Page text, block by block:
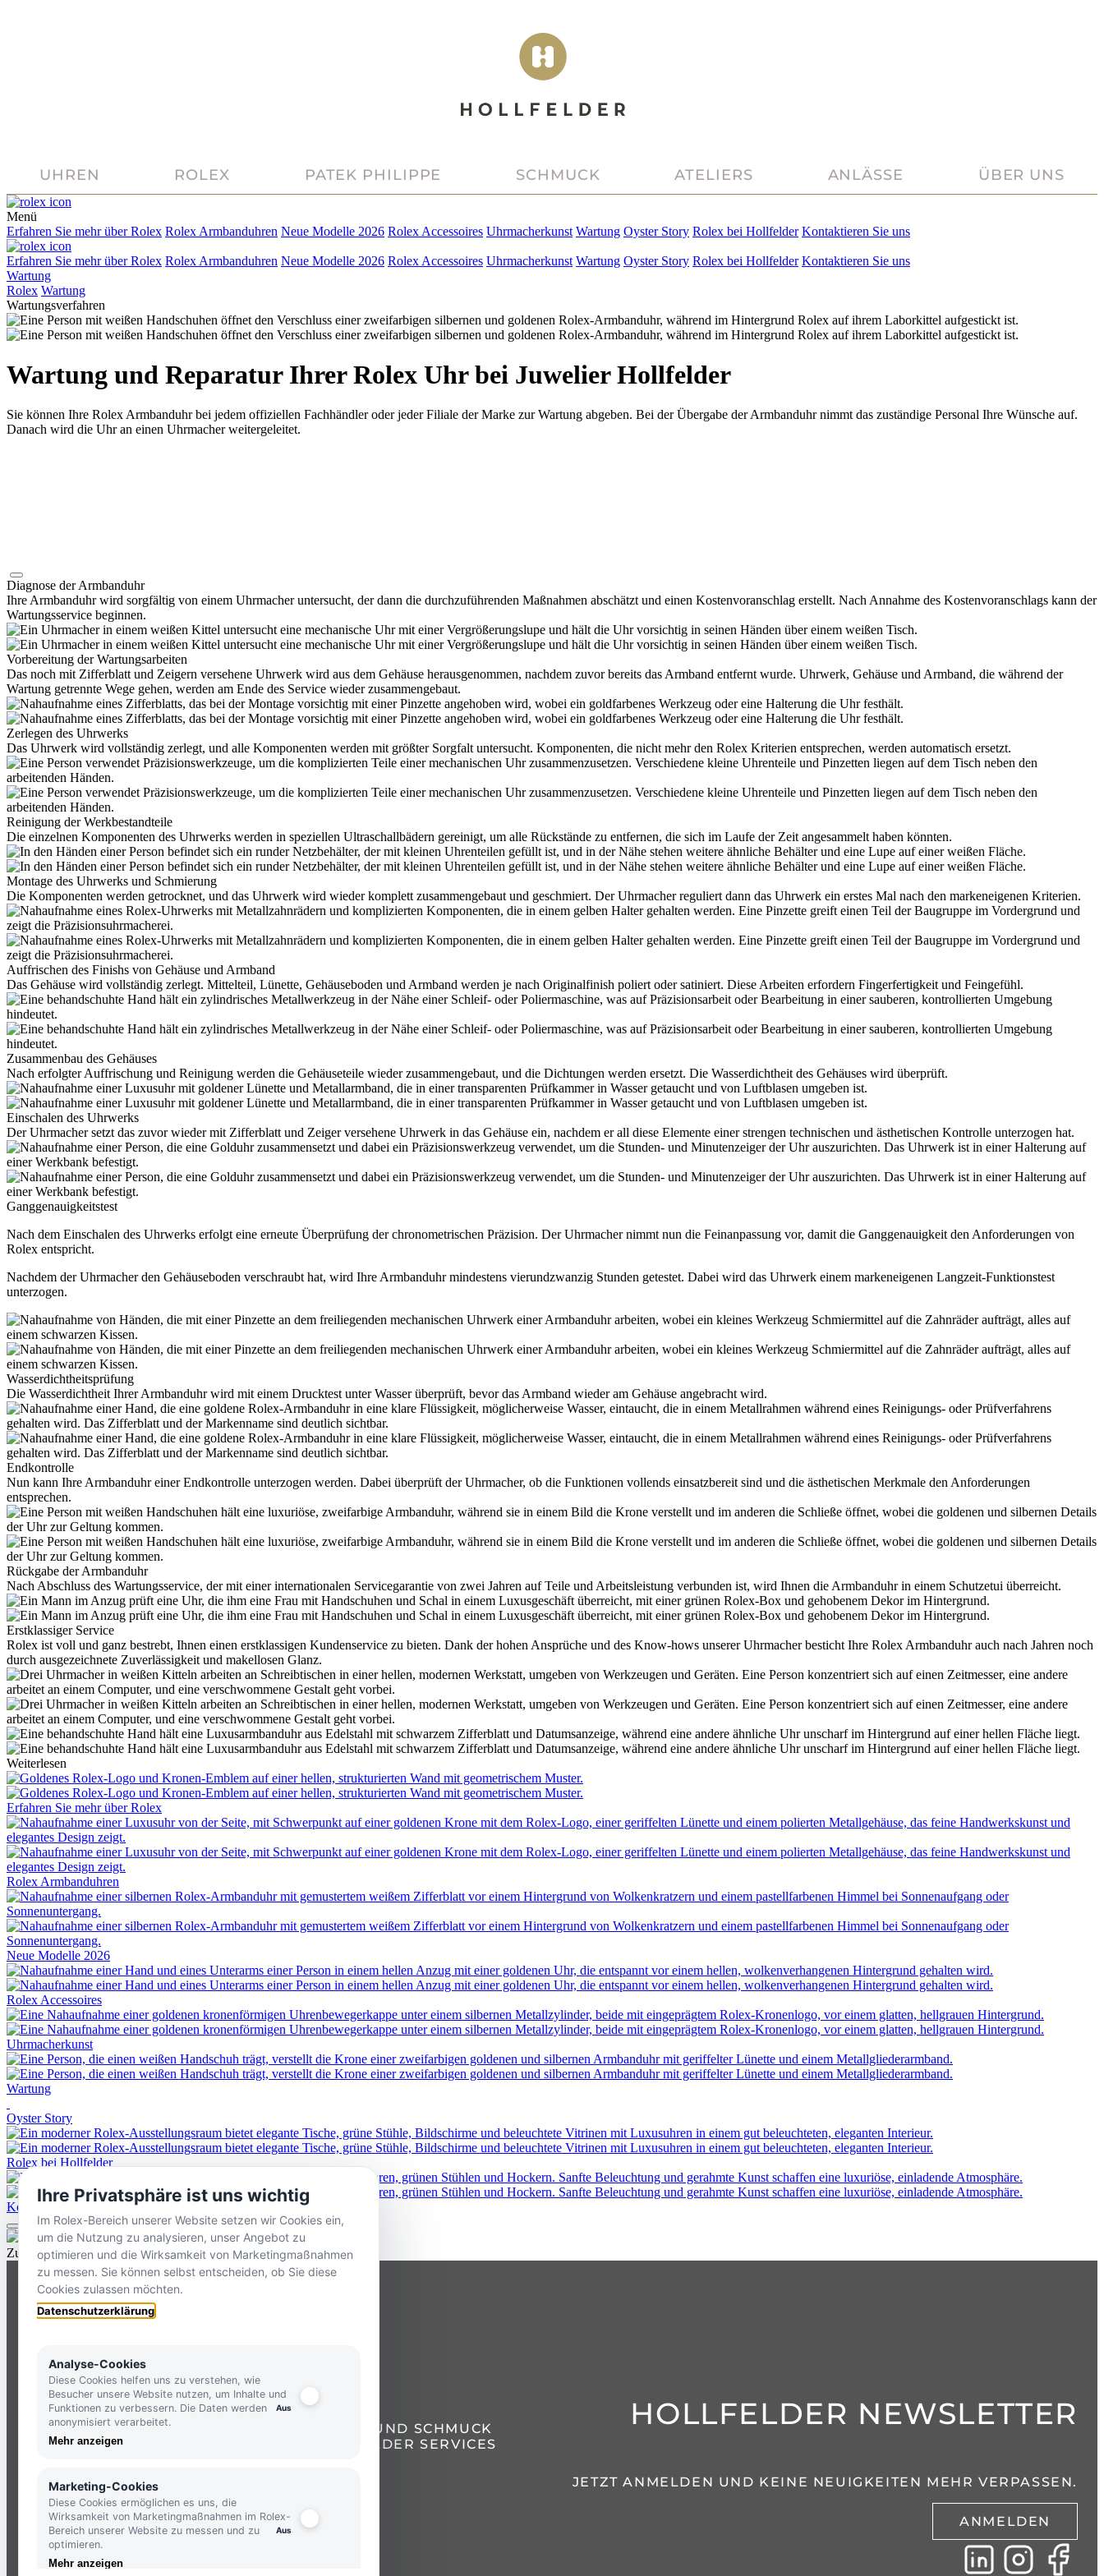
UHREN ROLEX PATEK PHILIPPE SCHMUCK ATELIERS ANLÄSSE ÜBER UNS
Menü
Erfahren Sie mehr überRolex Rolex Armbanduhren Neue Modelle 2026 Rolex Accessoires Uhrmacherkunst Wartung Oyster Story Rolex bei Hollfelder Kontaktieren Sie uns
Erfahren Sie mehr überRolex Rolex Armbanduhren Neue Modelle 2026 Rolex Accessoires Uhrmacherkunst Wartung Oyster Story Rolex bei Hollfelder Kontaktieren Sie uns
Wartung
Rolex Wartung
Wartungsverfahren
Wartung und Reparatur IhrerRolex Uhr bei JuwelierHollfelder
Sie können Ihre Rolex Armbanduhr bei jedem offiziellen Fachhändler oder jeder Filiale der Marke zur Wartung abgeben. Bei der Übergabe der Armbanduhr nimmt das zuständige Personal Ihre Wünsche auf.
Danach wird die Uhr an einen Uhrmacher weitergeleitet.
Diagnose der Armbanduhr
Ihre Armbanduhr wird sorgfältig von einem Uhrmacher untersucht, der dann die durchzuführenden Maßnahmen abschätzt und einen Kostenvoranschlag erstellt. Nach Annahme des Kostenvoranschlags kann der
Wartungsservice beginnen.
Vorbereitung der Wartungsarbeiten
Das noch mit Zifferblatt und Zeigern versehene Uhrwerk wird aus dem Gehäuse herausgenommen, nachdem zuvor bereits das Armband entfernt wurde. Uhrwerk, Gehäuse und Armband, die während der
Wartung getrennte Wege gehen, werden am Ende des Service wieder zusammengebaut.
Zerlegen des Uhrwerks
Das Uhrwerk wird vollständig zerlegt, und alle Komponenten werden mit größter Sorgfalt untersucht. Komponenten, die nicht mehr den Rolex Kriterien entsprechen, werden automatisch ersetzt.
Reinigung der Werkbestandteile
Die einzelnen Komponenten des Uhrwerks werden in speziellen Ultraschallbädern gereinigt, um alle Rückstände zu entfernen, die sich im Laufe der Zeit angesammelt haben könnten.
Montage des Uhrwerks und Schmierung
Die Komponenten werden getrocknet, und das Uhrwerk wird wieder komplett zusammengebaut und geschmiert. Der Uhrmacher reguliert dann das Uhrwerk ein erstes Mal nach den markeneigenen Kriterien.
Auffrischen des Finishs von Gehäuse und Armband
Das Gehäuse wird vollständig zerlegt. Mittelteil, Lünette, Gehäuseboden und Armband werden je nach Originalfinish poliert oder satiniert. Diese Arbeiten erfordern Fingerfertigkeit und Feingefühl.
Zusammenbau des Gehäuses
Nach erfolgter Auffrischung und Reinigung werden die Gehäuseteile wieder zusammengebaut, und die Dichtungen werden ersetzt. Die Wasserdichtheit des Gehäuses wird überprüft.
Einschalen des Uhrwerks
Der Uhrmacher setzt das zuvor wieder mit Zifferblatt und Zeiger versehene Uhrwerk in das Gehäuse ein, nachdem er all diese Elemente einer strengen technischen und ästhetischen Kontrolle unterzogen hat.
Ganggenauig­keitstest
Nach dem Einschalen des Uhrwerks erfolgt eine erneute Überprüfung der chronometrischen Präzision. Der Uhrmacher nimmt nun die Feinanpassung vor, damit die Ganggenauigkeit den Anforderungen von
Rolex entspricht.
Nachdem der Uhrmacher den Gehäuseboden verschraubt hat, wird Ihre Armbanduhr mindestens vierundzwanzig Stunden getestet. Dabei wird das Uhrwerk einem markeneigenen Langzeit-Funktionstest
unterzogen.
Wasserdicht­heitsprüfung
Die Wasserdichtheit Ihrer Armbanduhr wird mit einem Drucktest unter Wasser überprüft, bevor das Armband wieder am Gehäuse angebracht wird.
Endkontrolle
Nun kann Ihre Armbanduhr einer Endkontrolle unterzogen werden. Dabei überprüft der Uhrmacher, ob die Funktionen vollends einsatzbereit sind und die ästhetischen Merkmale den Anforderungen
entsprechen.
Rückgabe der Armbanduhr
Nach Abschluss des Wartungsservice, der mit einer internationalen Servicegarantie von zwei Jahren auf Teile und Arbeitsleistung verbunden ist, wird Ihnen die Armbanduhr in einem Schutzetui überreicht.
Erstklassiger Service
Rolex ist voll und ganz bestrebt, Ihnen einen erstklassigen Kundenservice zu bieten. Dank der hohen Ansprüche und des Know-hows unserer Uhrmacher besticht Ihre Rolex Armbanduhr auch nach Jahren noch
durch ausgezeichnete Zuverlässigkeit und makellosen Glanz.
Weiterlesen
Erfahren Sie mehr überRolex
Rolex Armbanduhren
Neue Modelle 2026
Rolex Accessoires
Uhrmacherkunst
Wartung
Oyster Story
Rolex bei Hollfelder
Kontaktieren Sie uns
Zurück nach oben
HOLLFELDER STORES IN IHRER NÄHE
ERLEBEN SIE UNSERE VIELFALT AN UHREN UND SCHMUCK
UND GENIESSEN SIE EINZIGARTIGE HOLLFELDER SERVICES
STANDORTE
TELEFON:+49 8386 3729790
ZUMKONTAKTFORMULAR
HOLLFELDER NEWSLETTER
JETZT ANMELDEN UND KEINE NEUIGKEITEN MEHR VERPASSEN.
ANMELDEN
Ihre Privatsphäre ist uns wichtig
Im Rolex-Bereich unserer Website setzen wir Cookies ein,
um die Nutzung zu analysieren, unser Angebot zu
optimieren und die Wirksamkeit von Marketingmaßnahmen
zu messen. Sie können selbst entscheiden, ob Sie diese
Cookies zulassen möchten.
Datenschutzerklärung
Analyse-Cookies
Diese Cookies helfen uns zu verstehen, wie
Besucher unsere Website nutzen, um Inhalte und
Funktionen zu verbessern. Die Daten werden
anonymisiert verarbeitet.
Mehr anzeigen
Marketing-Cookies
Diese Cookies ermöglichen es uns, die
Wirksamkeit von Marketingmaßnahmen im Rolex-
Bereich unserer Website zu messen und zu
optimieren.
Mehr anzeigen